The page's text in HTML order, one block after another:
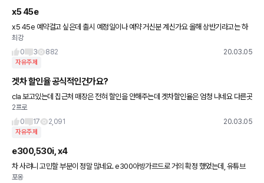
x5 45e
x5 45e 예약걸고 싶은데 출시 예정일이나 예약 거신분 계신가요 올해 상반기라고는 하
는데 정보가 너무 부족해서요
최강
0
3 882 20.03.05
자유주제
겟차 할인율 공식적인건가요?
cla 보고있는데 집근처 매장은 전혀 할인을 안해주는데 겟차할인율은 엄청 나네요 다른곳
에서 할인 받아서 견적 받았는데 여기만큼은 안되네요 겟차 할인율 받으러면 어떻게 해야
하나요?
2프로
0
17 2,091 20.03.05
자유주제
e300,530i, x4
차 사려니 고민할 부분이 정말 많네요. e300아방가르드로 거의 확정 했었는데, 유튜브
리뷰를 보니 평이 너~무 안좋아서 (고객센터대응문제, 센서민감성, 창문오작동 및 소음)
포옹